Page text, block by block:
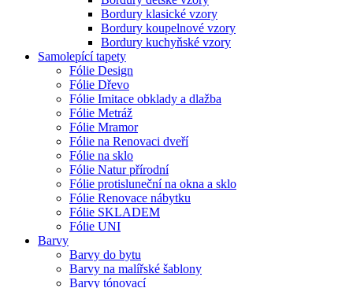
Bordury klasické vzory
Bordury koupelnové vzory
Bordury kuchyňské vzory
Samolepící tapety
Fólie Design
Fólie Dřevo
Fólie Imitace obklady a dlažba
Fólie Metráž
Fólie Mramor
Fólie na Renovaci dveří
Fólie na sklo
Fólie Natur přírodní
Fólie protisluneční na okna a sklo
Fólie Renovace nábytku
Fólie SKLADEM
Fólie UNI
Barvy
Barvy do bytu
Barvy na malířské šablony
Barvy tónovací